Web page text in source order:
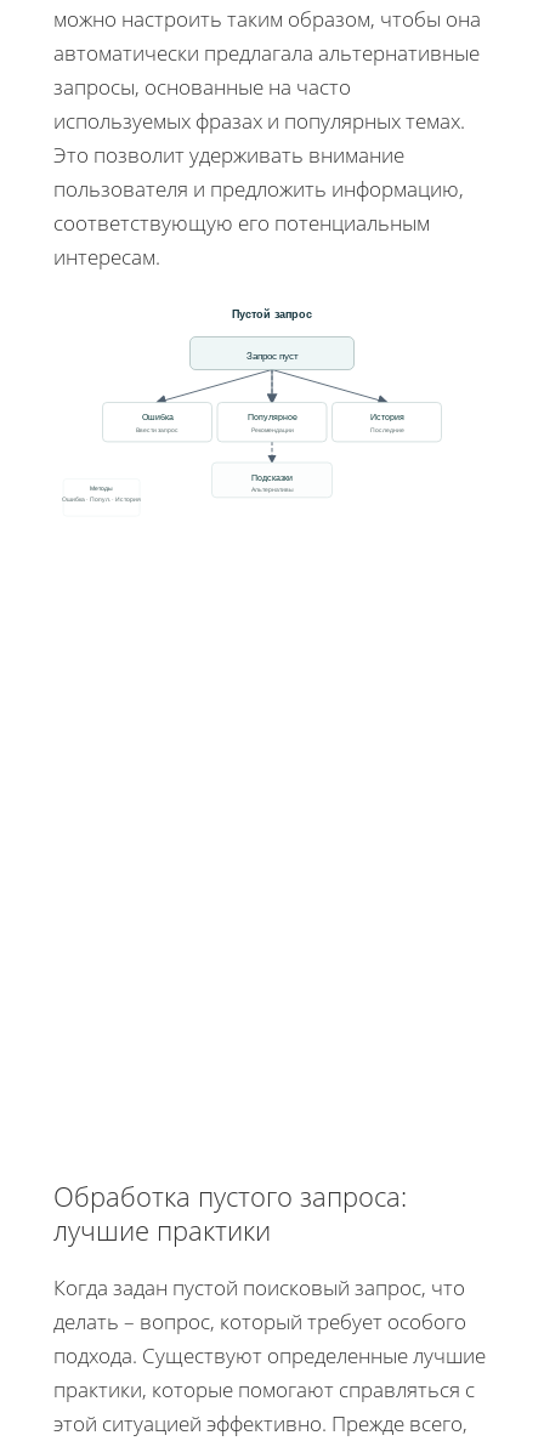
можно настроить таким образом, чтобы она
автоматически предлагала альтернативные
запросы, основанные на часто
используемых фразах и популярных темах.
Это позволит удерживать внимание
пользователя и предложить информацию,
соответствующую его потенциальным
интересам.
Пустой запрос
Запрос пуст
Ошибка
Ввести запрос
Популярное
Рекомендации
История
Последние
Подсказки
Альтернативы
Методы
Ошибка · Попул. · История
Обработка пустого запроса:
лучшие практики
Когда задан пустой поисковый запрос, что
делать – вопрос, который требует особого
подхода. Существуют определенные лучшие
практики, которые помогают справляться с
этой ситуацией эффективно. Прежде всего,